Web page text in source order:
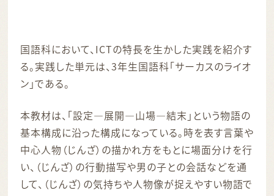
国語科において、ICTの特長を生かした実践を紹介す
る。実践した単元は、3年生国語科「サーカスのライオ
ン」である。
本教材は、「設定―展開―山場―結末」という物語の
基本構成に沿った構成になっている。時を表す言葉や
中心人物（じんざ）の描かれ方をもとに場面分けを行
い、（じんざ）の行動描写や男の子との会話などを通
して、（じんざ）の気持ちや人物像が捉えやすい物語で